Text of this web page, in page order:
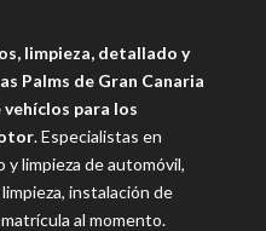
limpieza, detallado y
Palms de Gran Canaria
para los
. Especialistas en
limpieza de automóvil,
instalación de
al momento.